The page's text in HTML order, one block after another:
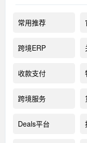
常用推荐
跨境ERP
收款支付
跨境服务
Deals平台